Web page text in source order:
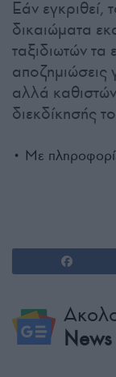
Εάν εγκριθεί,
δικαιώματα
ταξιδιωτών τα
αποζημιώσεις
αλλά
διεκδίκησής
• Με
News